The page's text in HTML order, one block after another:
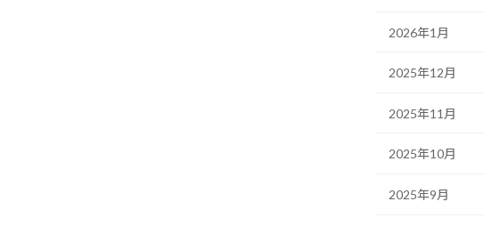
2026年1月
2025年12月
2025年11月
2025年10月
2025年9月